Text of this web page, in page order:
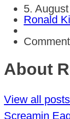
5.
Ronald
About
View all
Screamin